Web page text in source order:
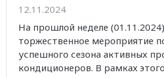
12.11.2024
На прошлой неделе
торжественное мероприятие
успешного сезона активных
кондиционеров. В рамках